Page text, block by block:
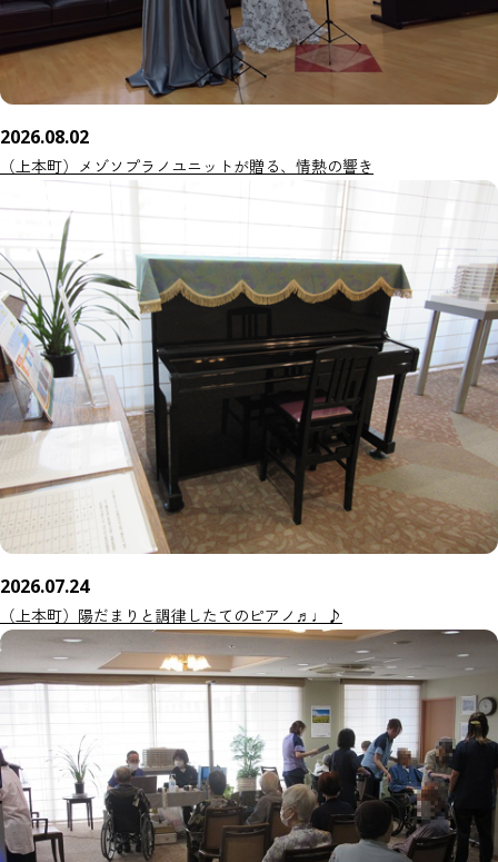
2026.08.02
（上本町）メゾソプラノユニットが贈る、情熱の響き
2026.07.24
（上本町）陽だまりと調律したてのピアノ♬♩♪